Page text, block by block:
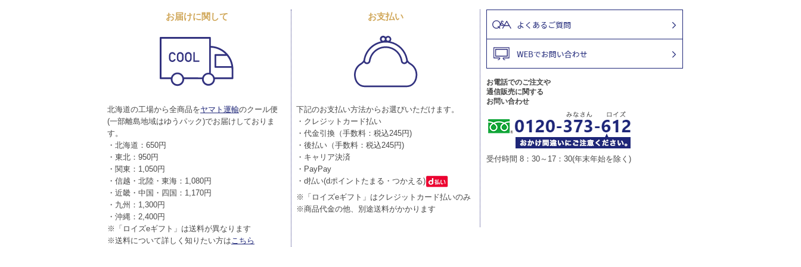
お届けに関して
北海道の工場から全商品をヤマト運輸のクール便
(一部離島地域はゆうパック)でお届けしておりま
す。
・北海道：650円
・東北：950円
・関東：1,050円
・信越・北陸・東海：1,080円
・近畿・中国・四国：1,170円
・九州：1,300円
・沖縄：2,400円
※「ロイズeギフト」は送料が異なります
※送料について詳しく知りたい方はこちら
お支払い
下記のお支払い方法からお選びいただけます。
・クレジットカード払い
・代金引換（手数料：税込245円)
・後払い（手数料：税込245円)
・キャリア決済
・PayPay
・d払い(dポイントたまる・つかえる)
※「ロイズeギフト」はクレジットカード払いのみ
※商品代金の他、別途送料がかかります
お電話でのご注文や
通信販売に関する
お問い合わせ
受付時間 8：30～17：30(年末年始を除く)